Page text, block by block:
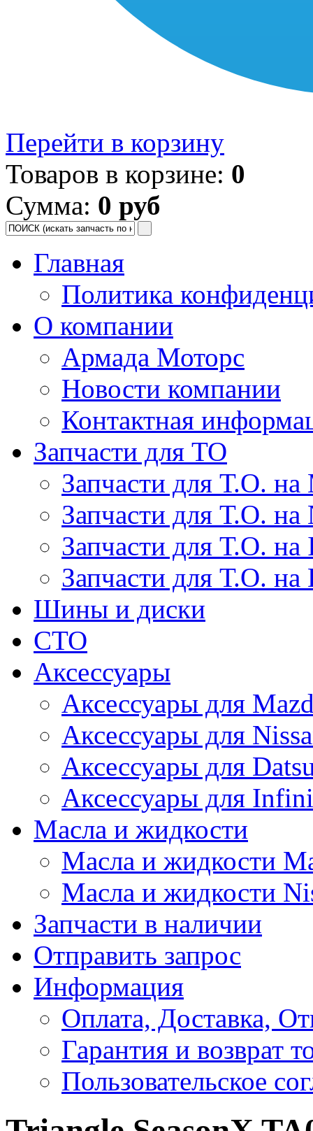
Перейти в корзину
Товаров в корзине: 0
Сумма: 0 руб
Главная
Политика
О компании
Армада Моторс
Новости компании
Контактная
Запчасти для ТО
Запчасти для Т.О. на
Запчасти для Т.О. на
Запчасти для Т.О.
Запчасти для Т.О. на
Шины и диски
СТО
Аксессуары
Аксессуары для
Аксессуары для
Аксессуары для
Аксессуары для
Масла и жидкости
Масла и жидкости
Масла и жидкости
Запчасти в наличии
Отправить запрос
Информация
Оплата, Доставка,
Гарантия и возврат
Пользовательское